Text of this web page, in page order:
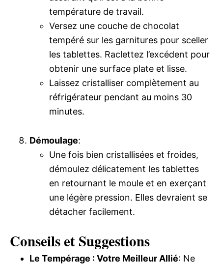
température de travail.
Versez une couche de chocolat
tempéré sur les garnitures pour sceller
les tablettes. Raclettez l’excédent pour
obtenir une surface plate et lisse.
Laissez cristalliser complètement au
réfrigérateur pendant au moins 30
minutes.
Démoulage:
Une fois bien cristallisées et froides,
démoulez délicatement les tablettes
en retournant le moule et en exerçant
une légère pression. Elles devraient se
détacher facilement.
Conseils et Suggestions
Le Tempérage : Votre Meilleur Allié: Ne